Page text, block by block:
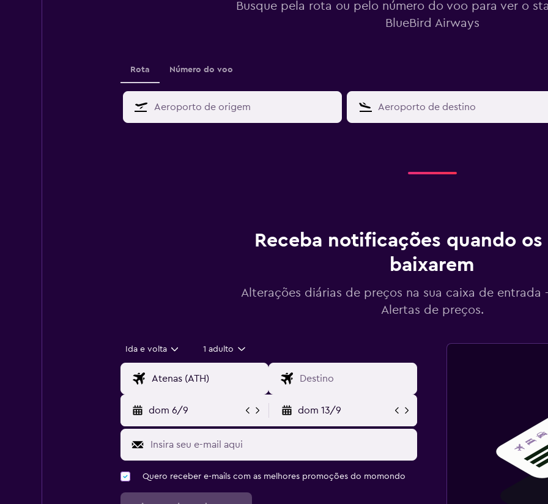
Busque pela rota ou pelo número do voo para ver o
BlueBird Airways
Rota Número do voo
Receba notificações quando os
baixarem
Alterações diárias de preços na sua caixa de entrada
Alertas de preços.
Ida e volta 1 adulto
dom 6/9 dom 13/9
Quero receber e-mails com as melhores promoções do momondo